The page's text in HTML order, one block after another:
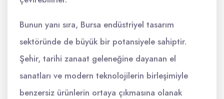
Bunun yanı sıra, Bursa endüstriyel tasarım
sektöründe de büyük bir potansiyele sahiptir.
Şehir, tarihi zanaat geleneğine dayanan el
sanatları ve modern teknolojilerin birleşimiyle
benzersiz ürünlerin ortaya çıkmasına olanak